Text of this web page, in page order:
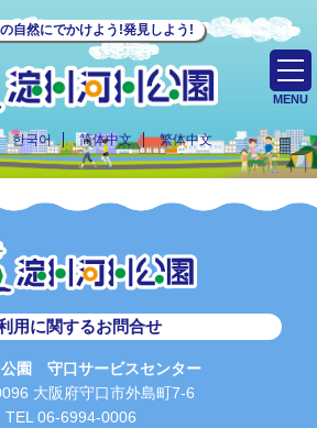
自然にでかけよう!発見しよう!
한국어 简体中文 繁体中文
MENU
用に関するお問合せ
園 守口サービスセンター
大阪府守口市外島町7-6
TEL 06-6994-0006